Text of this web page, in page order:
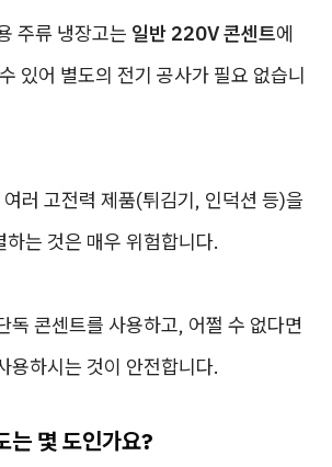
주류 냉장고는 일반 220V 콘센트에
있어 별도의 전기 공사가 필요 없습니
러 고전력 제품(튀김기, 인덕션 등)을
는 것은 매우 위험합니다.
독 콘센트를 사용하고, 어쩔 수 없다면
용하시는 것이 안전합니다.
는 몇 도인가요?